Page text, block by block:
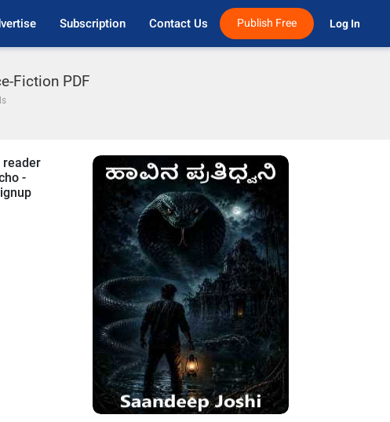
Subscription Contact Us Publish Free Log In
Fiction PDF
reader
-